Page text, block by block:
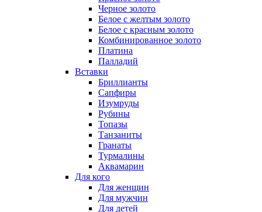
Черное золото
Белое с желтым золото
Белое с красным золото
Комбинированное золото
Платина
Палладий
Вставки
Бриллианты
Сапфиры
Изумруды
Рубины
Топазы
Танзаниты
Гранаты
Турмалины
Аквамарин
Для кого
Для женщин
Для мужчин
Для детей